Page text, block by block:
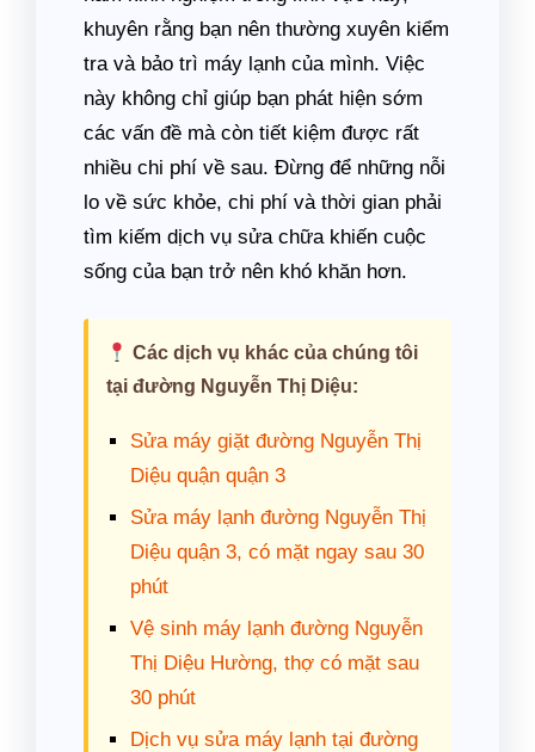
khuyên rằng bạn nên thường xuyên kiểm
tra và bảo trì máy lạnh của mình. Việc
này không chỉ giúp bạn phát hiện sớm
các vấn đề mà còn tiết kiệm được rất
nhiều chi phí về sau. Đừng để những nỗi
lo về sức khỏe, chi phí và thời gian phải
tìm kiếm dịch vụ sửa chữa khiến cuộc
sống của bạn trở nên khó khăn hơn.
Các dịch vụ khác của chúng tôi
tại đường Nguyễn Thị Diệu:
Sửa máy giặt đường Nguyễn Thị
Diệu quận quận 3
Sửa máy lạnh đường Nguyễn Thị
Diệu quận 3, có mặt ngay sau 30
phút
Vệ sinh máy lạnh đường Nguyễn
Thị Diệu Hường, thợ có mặt sau
30 phút
Dịch vụ sửa máy lạnh tại đường